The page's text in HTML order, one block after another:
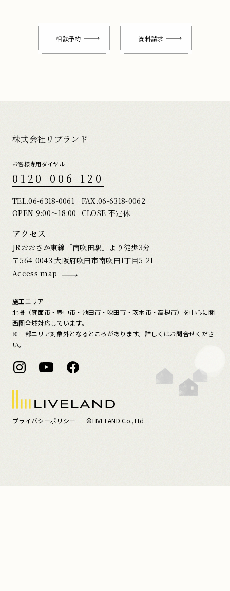
相談予約 資料請求
株式会社リブランド
お客様専用ダイヤル
0120-006-120
TEL.06-6318-0061
FAX.06-6318-0062
OPEN 9:00〜18:00 CLOSE 不定休
アクセス
JRおおさか東線「南吹田駅」より徒歩3分
〒564-0043 大阪府吹田市南吹田1丁目5-21
Access map
施工エリア
北摂（箕面市・豊中市・池田市・吹田市・茨木市・高槻市）を中心に関
西圏全域対応しています。
※一部エリア対象外となるところがあります。詳しくはお問合せくださ
い。
プライバシーポリシー ©LIVELAND Co.,Ltd.